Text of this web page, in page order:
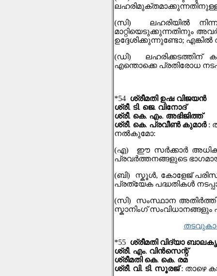
(സി) ലഹരിയില്‍
മാറ്റിയെടുക്കുന്നതിനും
ഉദ്ദേശിക്കുന്നുണ്ടോ; എങ്കില്‍
(ഡി) ലഹരിക്കടത്തിന്
എന്തൊക്കെ പ്രതിരോധ
*54 ശ്രീമതി ഉഷ വിജയൻ
ശ്രീ. ടി. ജെ. വിനോദ്
ശ്രീ. കെ. എം. അഭിജിത്ത്
ശ്രീ. കെ. പ്രവീൺ കുമാർ :
നല്‍കുമോ:
(എ) ഈ സർക്കാർ
പ്രവർത്തനങ്ങളുടെ
(ബി) സ്കൂൾ, കോളേജ്
പ്രത്യേക പദ്ധതികൾ
(സി) സംസ്ഥാന
സ്കാനിംഗ്
*55 ശ്രീമതി വിദ്യാ
ശ്രീ. എം. വിന്‍സെന്റ്
ശ്രീമതി കെ. കെ. രമ
ശ്രീ. വി. ടി. സൂരജ് : താഴെ